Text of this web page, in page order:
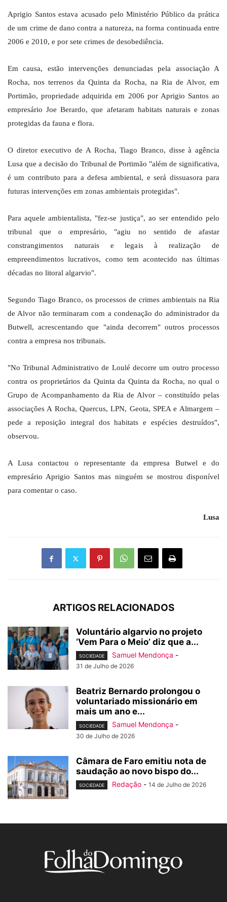
Aprigio Santos estava acusado pelo Ministério Público da prática
de um crime de dano contra a natureza, na forma continuada entre
2006 e 2010, e por sete crimes de desobediência.
Em causa, estão intervenções denunciadas pela associação A
Rocha, nos terrenos da Quinta da Rocha, na Ria de Alvor, em
Portimão, propriedade adquirida em 2006 por Aprigio Santos ao
empresário Joe Berardo, que afetaram habitats naturais e zonas
protegidas da fauna e flora.
O diretor executivo de A Rocha, Tiago Branco, disse à agência
Lusa que a decisão do Tribunal de Portimão "além de significativa,
é um contributo para a defesa ambiental, e será dissuasora para
futuras intervenções em zonas ambientais protegidas".
Para aquele ambientalista, "fez-se justiça", ao ser entendido pelo
tribunal que o empresário, "agiu no sentido de afastar
constrangimentos naturais e legais à realização de
empreendimentos lucrativos, como tem acontecido nas últimas
décadas no litoral algarvio".
Segundo Tiago Branco, os processos de crimes ambientais na Ria
de Alvor não terminaram com a condenação do administrador da
Butwell, acrescentando que "ainda decorrem" outros processos
contra a empresa nos tribunais.
"No Tribunal Administrativo de Loulé decorre um outro processo
contra os proprietários da Quinta da Quinta da Rocha, no qual o
Grupo de Acompanhamento da Ria de Alvor – constituído pelas
associações A Rocha, Quercus, LPN, Geota, SPEA e Almargem –
pede a reposição integral dos habitats e espécies destruídos",
observou.
A Lusa contactou o representante da empresa Butwel e do
empresário Aprigio Santos mas ninguém se mostrou disponível
para comentar o caso.
Lusa
ARTIGOS RELACIONADOS
Voluntário algarvio no projeto
‘Vem Para o Meio’ diz que a...
SOCIEDADE Samuel Mendonça -
31 de Julho de 2026
Beatriz Bernardo prolongou o
voluntariado missionário em
mais um ano e...
SOCIEDADE Samuel Mendonça -
30 de Julho de 2026
Câmara de Faro emitiu nota de
saudação ao novo bispo do...
SOCIEDADE Redação - 14 de Julho de 2026